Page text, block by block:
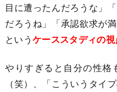
目に遭ったんだろうな」
だろうね」「承認欲求が
というケーススタディの
やりすぎると自分の性格
（笑）、「こういうタイ